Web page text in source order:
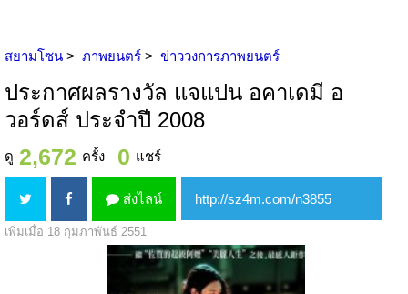
สยามโซน ภาพยนตร์ ข่าววงการภาพยนตร์
ประกาศผลรางวัล แจแปน อคาเดมี อ
วอร์ดส์ ประจำปี 2008
ดู 2,672 ครั้ง 0 แชร์
ส่งไลน์
เพิ่มเมื่อ 18 กุมภาพันธ์ 2551